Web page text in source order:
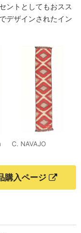
ントとしてもおスス
デザインされたイン
C. NAVAJO
購入ページ